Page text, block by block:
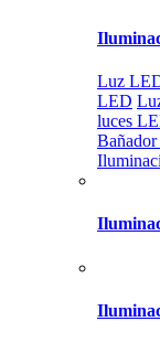
Luz
LED
luces